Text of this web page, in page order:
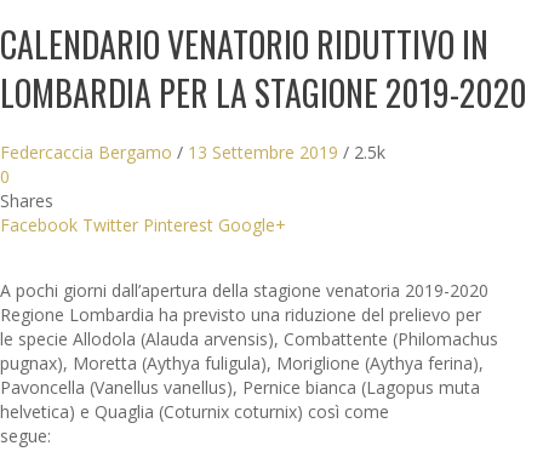
CALENDARIO VENATORIO RIDUTTIVO IN
LOMBARDIA PER LA STAGIONE 2019-2020
Federcaccia Bergamo / 13 Settembre 2019 / 2.5k
0
Shares
Facebook Twitter Pinterest Google+
A pochi giorni dall’apertura della stagione venatoria 2019-2020
Regione Lombardia ha previsto una riduzione del prelievo per
le specie Allodola (Alauda arvensis), Combattente (Philomachus
pugnax), Moretta (Aythya fuligula), Moriglione (Aythya ferina),
Pavoncella (Vanellus vanellus), Pernice bianca (Lagopus muta
helvetica) e Quaglia (Coturnix coturnix) così come
segue: